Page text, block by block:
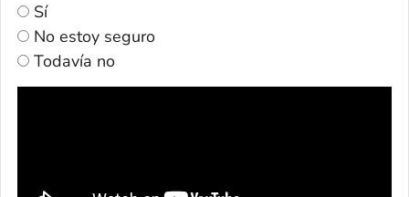
Sí
No estoy seguro
Todavía no